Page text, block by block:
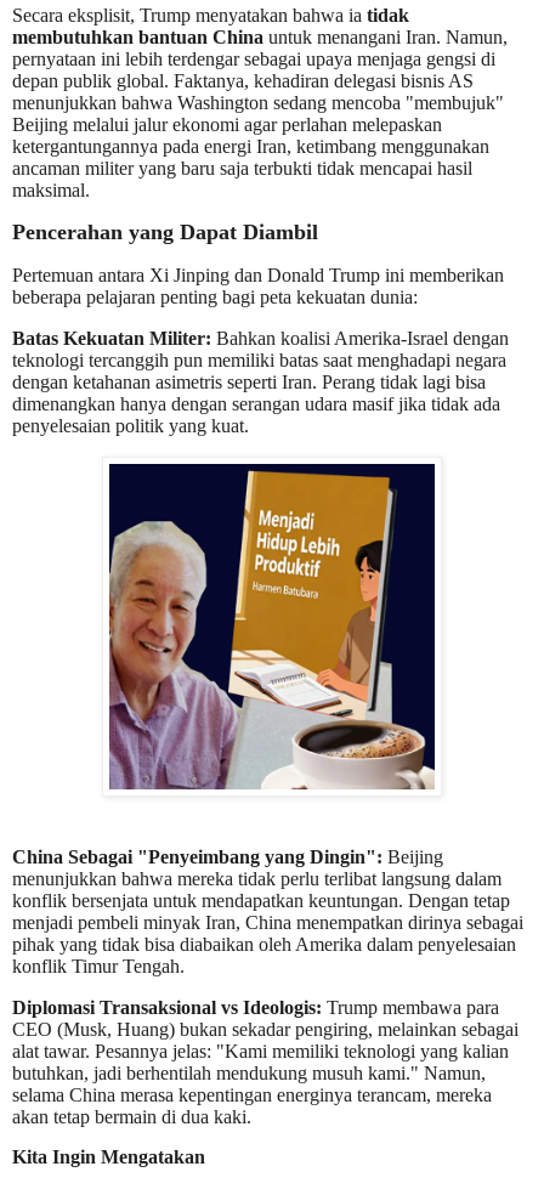
Secara eksplisit, Trump menyatakan bahwa ia tidak
membutuhkan bantuan China untuk menangani Iran. Namun,
pernyataan ini lebih terdengar sebagai upaya menjaga gengsi di
depan publik global. Faktanya, kehadiran delegasi bisnis AS
menunjukkan bahwa Washington sedang mencoba "membujuk"
Beijing melalui jalur ekonomi agar perlahan melepaskan
ketergantungannya pada energi Iran, ketimbang menggunakan
ancaman militer yang baru saja terbukti tidak mencapai hasil
maksimal.
Pencerahan yang Dapat Diambil
Pertemuan antara Xi Jinping dan Donald Trump ini memberikan
beberapa pelajaran penting bagi peta kekuatan dunia:
Batas Kekuatan Militer: Bahkan koalisi Amerika-Israel dengan
teknologi tercanggih pun memiliki batas saat menghadapi negara
dengan ketahanan asimetris seperti Iran. Perang tidak lagi bisa
dimenangkan hanya dengan serangan udara masif jika tidak ada
penyelesaian politik yang kuat.
China Sebagai "Penyeimbang yang Dingin": Beijing
menunjukkan bahwa mereka tidak perlu terlibat langsung dalam
konflik bersenjata untuk mendapatkan keuntungan. Dengan tetap
menjadi pembeli minyak Iran, China menempatkan dirinya sebagai
pihak yang tidak bisa diabaikan oleh Amerika dalam penyelesaian
konflik Timur Tengah.
Diplomasi Transaksional vs Ideologis: Trump membawa para
CEO (Musk, Huang) bukan sekadar pengiring, melainkan sebagai
alat tawar. Pesannya jelas: "Kami memiliki teknologi yang kalian
butuhkan, jadi berhentilah mendukung musuh kami." Namun,
selama China merasa kepentingan energinya terancam, mereka
akan tetap bermain di dua kaki.
Kita Ingin Mengatakan